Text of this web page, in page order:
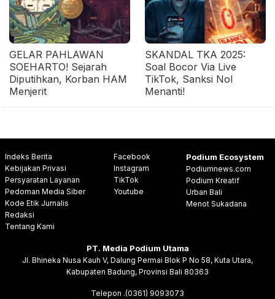
GELAR PAHLAWAN
SOEHARTO! Sejarah
Diputihkan, Korban HAM
Menjerit
SKANDAL TKA 2025:
Soal Bocor Via Live
TikTok, Sanksi Nol
Menanti!
Indeks Berita
Kebijakan Privasi
Persyaratan Layanan
Pedoman Media Siber
Kode Etik Jurnalis
Redaksi
Tentang Kami
Facebook
Instagram
TikTok
Youtube
Podium Ecosystem
Podiumnews.com
Podium Kreatif
Urban Bali
Menot Sukadana
PT. Media Podium Utama
Jl. Bhineka Nusa Kauh V, Dalung Permai Blok P No 58, Kuta Utara,
Kabupaten Badung, Provinsi Bali 80363
Telepon .(0361) 9093073